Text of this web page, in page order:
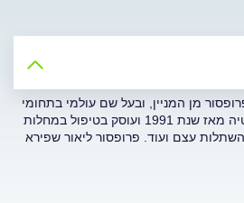
מן המניין, ובעל שם עולמי בתחומי
התמחותו. מומחה לפריודונטיה מאז שנת 1991 ועוסק בטיפול במחלות
עצם ועוד. פרופסור ליאור שפירא